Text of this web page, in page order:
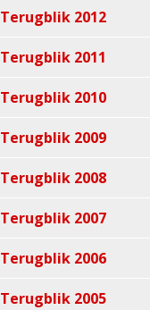
Terugblik 2012
Terugblik 2011
Terugblik 2010
Terugblik 2009
Terugblik 2008
Terugblik 2007
Terugblik 2006
Terugblik 2005